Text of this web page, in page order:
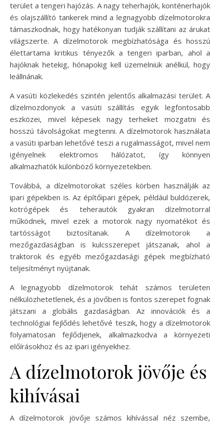
terület a tengeri hajózás. A nagy teherhajók, konténerhajók
és olajszállító tankerek mind a legnagyobb dízelmotorokra
támaszkodnak, hogy hatékonyan tudják szállítani az árukat
világszerte. A dízelmotorok megbízhatósága és hosszú
élettartama kritikus tényezők a tengeri iparban, ahol a
hajóknak hetekig, hónapokig kell üzemelniük anélkül, hogy
leállnának.
A vasúti közlekedés szintén jelentős alkalmazási terület. A
dízelmozdonyok a vasúti szállítás egyik legfontosabb
eszközei, mivel képesek nagy terheket mozgatni és
hosszú távolságokat megtenni. A dízelmotorok használata
a vasúti iparban lehetővé teszi a rugalmasságot, mivel nem
igényelnek elektromos hálózatot, így könnyen
alkalmazhatók különböző környezetekben.
Továbbá, a dízelmotorokat széles körben használják az
ipari gépekben is. Az építőipari gépek, például buldózerek,
kotrógépek és teherautók gyakran dízelmotorral
működnek, mivel ezek a motorok nagy nyomatékot és
tartósságot biztosítanak. A dízelmotorok a
mezőgazdaságban is kulcsszerepet játszanak, ahol a
traktorok és egyéb mezőgazdasági gépek megbízható
teljesítményt nyújtanak.
A legnagyobb dízelmotorok tehát számos területen
nélkülözhetetlenek, és a jövőben is fontos szerepet fognak
játszani a globális gazdaságban. Az innovációk és a
technológiai fejlődés lehetővé teszik, hogy a dízelmotorok
folyamatosan fejlődjenek, alkalmazkodva a környezeti
előírásokhoz és az ipari igényekhez.
A dízelmotorok jövője és
kihívásai
A dízelmotorok jövője számos kihívással néz szembe,